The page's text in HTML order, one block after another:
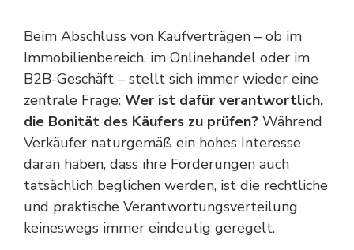
Beim Abschluss von Kaufverträgen – ob im
Immobilienbereich, im Onlinehandel oder im
B2B-Geschäft – stellt sich immer wieder eine
zentrale Frage: Wer ist dafür verantwortlich,
die Bonität des Käufers zu prüfen? Während
Verkäufer naturgemäß ein hohes Interesse
daran haben, dass ihre Forderungen auch
tatsächlich beglichen werden, ist die rechtliche
und praktische Verantwortungsverteilung
keineswegs immer eindeutig geregelt.